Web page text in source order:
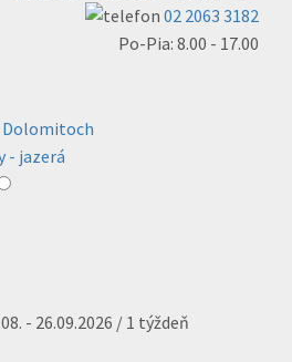
02 2063 3182
Po-Pia: 8.00 - 17.00
Dolomitoch
- jazerá
- 26.09.2026 / 1 týždeň